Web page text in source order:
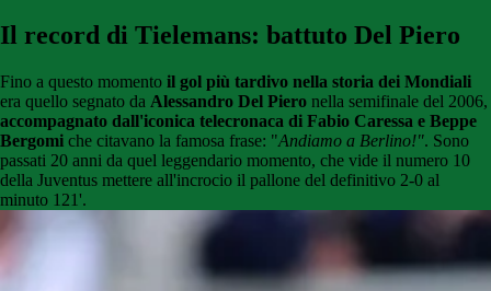
Il record di Tielemans: battuto Del Piero
Fino a questo momento il gol più tardivo nella storia dei Mondiali
era quello segnato da Alessandro Del Piero nella semifinale del 2006,
accompagnato dall'iconica telecronaca di Fabio Caressa e Beppe
Bergomi che citavano la famosa frase: "Andiamo a Berlino!". Sono
passati 20 anni da quel leggendario momento, che vide il numero 10
della Juventus mettere all'incrocio il pallone del definitivo 2-0 al
minuto 121'.